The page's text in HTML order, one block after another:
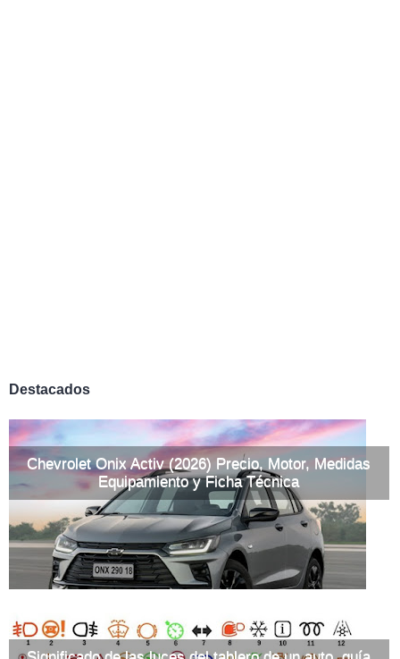
Destacados
Chevrolet Onix Activ (2026) Precio, Motor, Medidas
Equipamiento y Ficha Técnica